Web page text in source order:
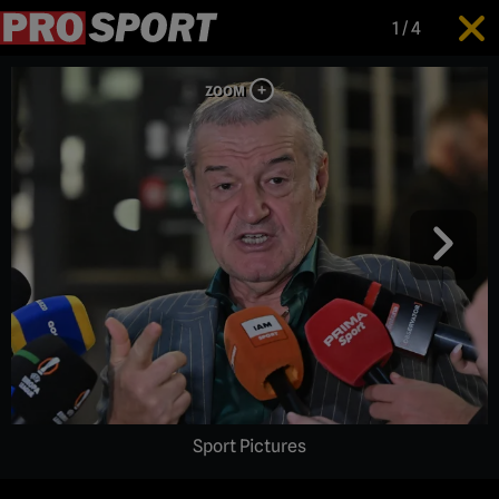
1 /4
Sport Pictures